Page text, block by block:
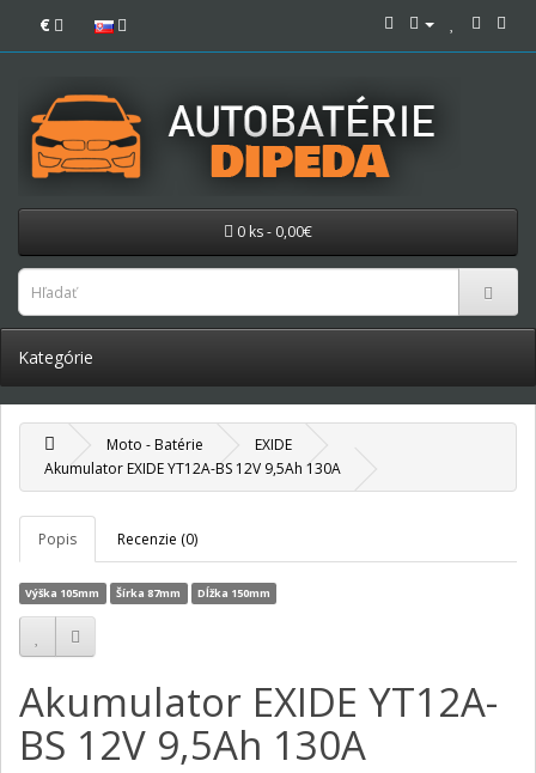
€
0 ks - 0,00€
Kategórie
Moto - Batérie
EXIDE
Akumulator EXIDE YT12A-BS 12V 9,5Ah 130A
Popis Recenzie (0)
Výška 105mm Šírka 87mm Dĺžka 150mm
Akumulator EXIDE YT12A-
BS 12V 9,5Ah 130A